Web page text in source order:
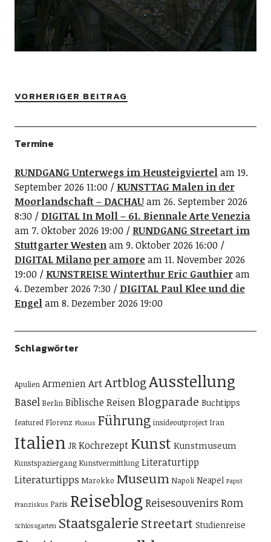
VORHERIGER BEITRAG
Termine
RUNDGANG Unterwegs im Heusteigviertelam 19.
September 2026 11:00
KUNSTTAG Malen in der
Moorlandschaft – DACHAUam 26. September 2026
8:30
DIGITAL In Moll – 61. Biennale Arte Venezia
am 7. Oktober 2026 19:00
RUNDGANG Streetart im
Stuttgarter Westenam 9. Oktober 2026 16:00
DIGITAL Milano per amoream 11. November 2026
19:00
KUNSTREISE Winterthur Eric Gauthieram
4. Dezember 2026 7:30
DIGITAL Paul Klee und die
Engelam 8. Dezember 2026 19:00
Schlagwörter
Apulien ArmenienArtArtblogAusstellung
Basel Berlin Biblische ReisenBlogparade Buchtipps
featured Florenz Fluxus Führung insideoutproject Iran
Italien JR Kochrezept Kunst Kunstmuseum
Kunstspaziergang Kunstvermittlung Literaturtipp
Literaturtipps Marokko Museum Napoli Neapel Papst
Franziskus Paris Reiseblog ReisesouvenirsRom
Schlossgarten Staatsgalerie Streetart Studienreise